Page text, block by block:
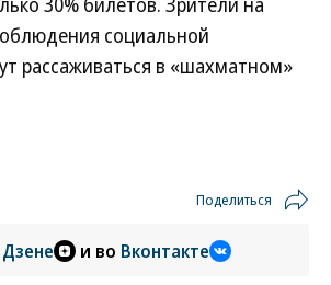
социальной
рассаживаться в «шахматном»
Поделиться
Дзене и во Вконтакте